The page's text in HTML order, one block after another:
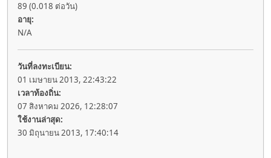
89 (0.018 ต่อวัน)
อายุ:
N/A
วันที่ลงทะเบียน:
01 เมษายน 2013, 22:43:22
เวลาท้องถิ่น:
07 สิงหาคม 2026, 12:28:07
ใช้งานล่าสุด:
30 มิถุนายน 2013, 17:40:14